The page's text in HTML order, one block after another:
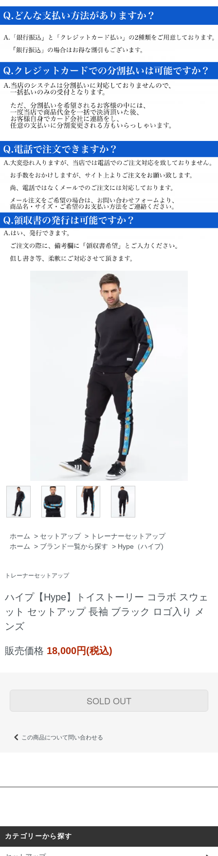
ホーム > セットアップ > トレーナーセットアップ
ホーム > ブランド一覧から探す > Hype（ハイプ)
トレーナーセットアップ
ハイプ【Hype】トイストーリー コラボ スウェ
ット セットアップ 長袖 ブラック ロゴ入り メ
ンズ
販売価格 18,000円(税込)
SOLD OUT
この商品について問い合わせる
カテゴリーから探す